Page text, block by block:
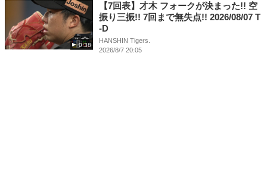
0:38
【7回表】才木 フォークが決まった!! 空
振り三振!! 7回まで無失点!! 2026/08/07 T
-D
HANSHIN Tigers.
2026/8/7 20:05